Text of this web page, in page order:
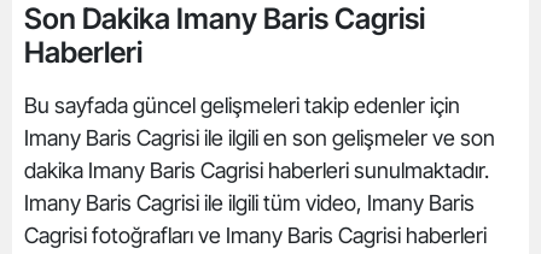
Son Dakika Imany Baris Cagrisi
Haberleri
Bu sayfada güncel gelişmeleri takip edenler için
Imany Baris Cagrisi ile ilgili en son gelişmeler ve son
dakika Imany Baris Cagrisi haberleri sunulmaktadır.
Imany Baris Cagrisi ile ilgili tüm video, Imany Baris
Cagrisi fotoğrafları ve Imany Baris Cagrisi haberleri